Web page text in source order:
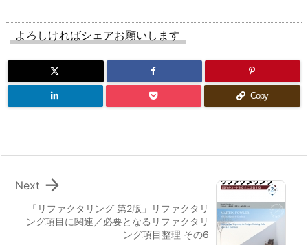
よろしければシェアお願いします
Copy
「リファクタリング 第2版」リファクタリ
ング項目に関連／必要となるリファクタリ
ング項目整理 その6

Next